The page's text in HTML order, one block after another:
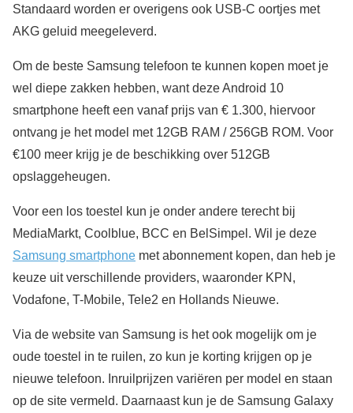
Standaard worden er overigens ook USB-C oortjes met
AKG geluid meegeleverd.
Om de beste Samsung telefoon te kunnen kopen moet je
wel diepe zakken hebben, want deze Android 10
smartphone heeft een vanaf prijs van € 1.300, hiervoor
ontvang je het model met 12GB RAM / 256GB ROM. Voor
€100 meer krijg je de beschikking over 512GB
opslaggeheugen.
Voor een los toestel kun je onder andere terecht bij
MediaMarkt, Coolblue, BCC en BelSimpel. Wil je deze
Samsung smartphone met abonnement kopen, dan heb je
keuze uit verschillende providers, waaronder KPN,
Vodafone, T-Mobile, Tele2 en Hollands Nieuwe.
Via de website van Samsung is het ook mogelijk om je
oude toestel in te ruilen, zo kun je korting krijgen op je
nieuwe telefoon. Inruilprijzen variëren per model en staan
op de site vermeld. Daarnaast kun je de Samsung Galaxy